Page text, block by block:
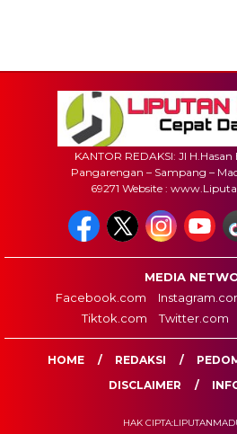
KANTOR REDAKSI: Jl
Pangarengan – Sampang –
69271 Website :
MEDIA
Facebook.com
Tiktok.com
Twitter.com
HOME REDAKSI
DISCLAIMER
HAK